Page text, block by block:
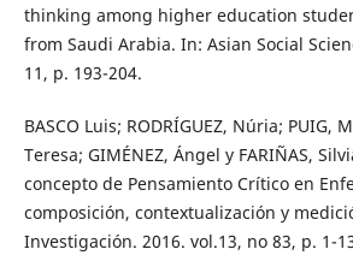
thinking among higher education
from Saudi Arabia. In: Asian Social
11, p. 193-204.
BASCO Luis; RODRÍGUEZ, Núria; PUIG,
Teresa; GIMÉNEZ, Ángel y FARIÑAS,
concepto de Pensamiento Crítico en
composición, contextualización y
Investigación. 2016. vol.13, no 83, p. 1-